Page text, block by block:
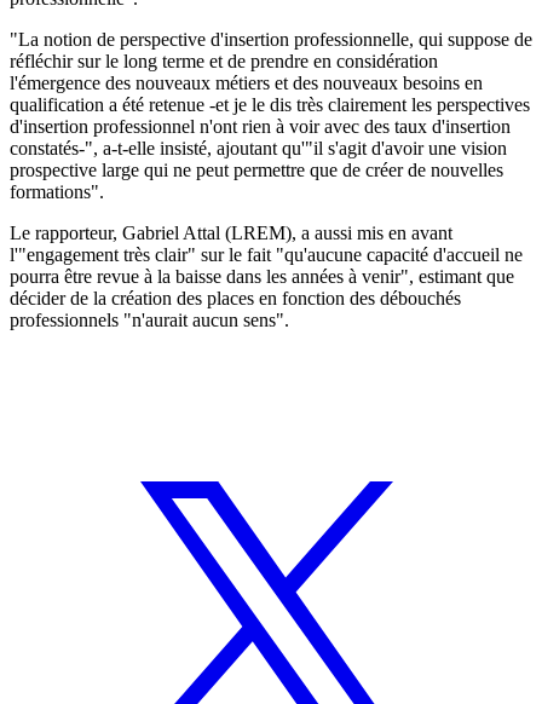
"La notion de perspective d'insertion professionnelle, qui suppose de
réfléchir sur le long terme et de prendre en considération
l'émergence des nouveaux métiers et des nouveaux besoins en
qualification a été retenue -et je le dis très clairement les perspectives
d'insertion professionnel n'ont rien à voir avec des taux d'insertion
constatés-", a-t-elle insisté, ajoutant qu'"il s'agit d'avoir une vision
prospective large qui ne peut permettre que de créer de nouvelles
formations".
Le rapporteur, Gabriel Attal (LREM), a aussi mis en avant
l'"engagement très clair" sur le fait "qu'aucune capacité d'accueil ne
pourra être revue à la baisse dans les années à venir", estimant que
décider de la création des places en fonction des débouchés
professionnels "n'aurait aucun sens".